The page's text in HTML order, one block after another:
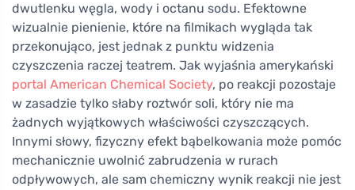
dwutlenku węgla, wody i octanu sodu. Efektowne
wizualnie pienienie, które na filmikach wygląda tak
przekonująco, jest jednak z punktu widzenia
czyszczenia raczej teatrem. Jak wyjaśnia amerykański
portal American Chemical Society, po reakcji pozostaje
w zasadzie tylko słaby roztwór soli, który nie ma
żadnych wyjątkowych właściwości czyszczących.
Innymi słowy, fizyczny efekt bąbelkowania może pomóc
mechanicznie uwolnić zabrudzenia w rurach
odpływowych, ale sam chemiczny wynik reakcji nie jest